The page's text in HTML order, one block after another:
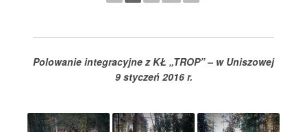
Polowanie integracyjne z KŁ „TROP” – w Uniszowej
9 styczeń 2016 r.